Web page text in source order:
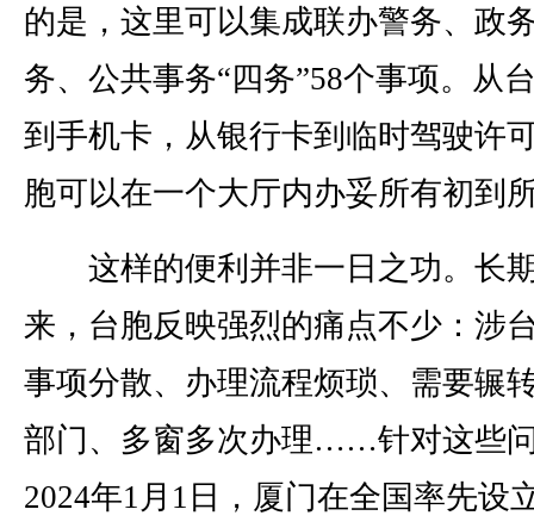
的是，这里可以集成联办警务、政
务、公共事务“四务”58个事项。从
到手机卡，从银行卡到临时驾驶许
胞可以在一个大厅内办妥所有初到
这样的便利并非一日之功。长
来，台胞反映强烈的痛点不少：涉
事项分散、办理流程烦琐、需要辗
部门、多窗多次办理……针对这些
2024年1月1日，厦门在全国率先设